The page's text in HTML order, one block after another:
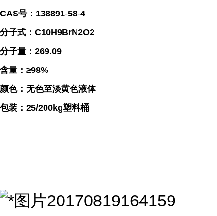
CAS号：138891-58-4
分子式：C10H9BrN2O2
分子量：269.09
含量：≥98%
颜色：无色至淡黄色液体
包装：25/200kg塑料桶